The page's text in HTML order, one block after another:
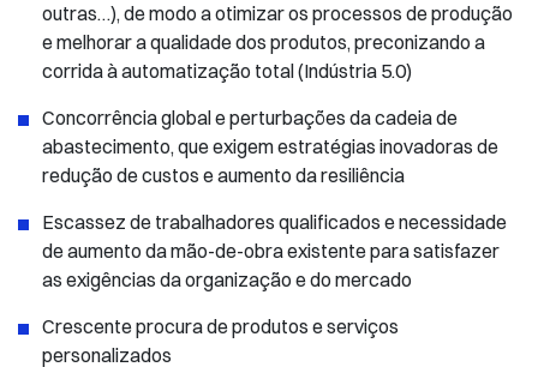
outras…), de modo a otimizar os processos de produção
e melhorar a qualidade dos produtos, preconizando a
corrida à automatização total (Indústria 5.0)
Concorrência global e perturbações da cadeia de
abastecimento, que exigem estratégias inovadoras de
redução de custos e aumento da resiliência
Escassez de trabalhadores qualificados e necessidade
de aumento da mão-de-obra existente para satisfazer
as exigências da organização e do mercado
Crescente procura de produtos e serviços
personalizados